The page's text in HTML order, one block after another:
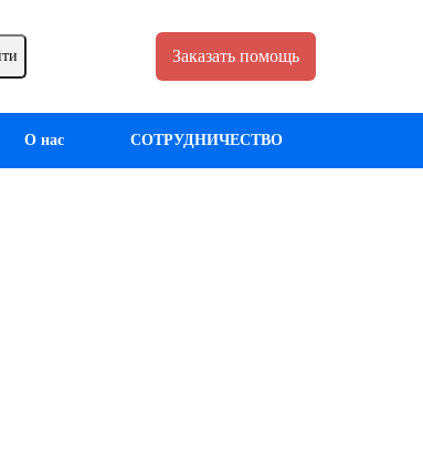
Заказать помощь
О нас СОТРУДНИЧЕСТВО